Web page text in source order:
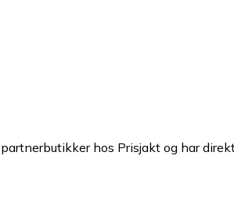
hos Prisjakt og har